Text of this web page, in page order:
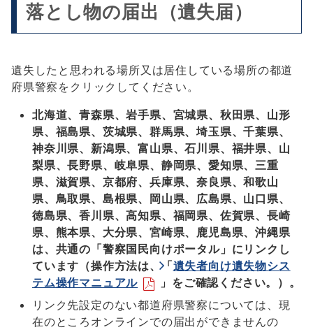
落とし物の届出（遺失届）
遺失したと思われる場所又は居住している場所の都道
府県警察をクリックしてください。
北海道、青森県、岩手県、宮城県、秋田県、山形
県、福島県、茨城県、群馬県、埼玉県、千葉県、
神奈川県、新潟県、富山県、石川県、福井県、山
梨県、長野県、岐阜県、静岡県、愛知県、三重
県、滋賀県、京都府、兵庫県、奈良県、和歌山
県、鳥取県、島根県、岡山県、広島県、山口県、
徳島県、香川県、高知県、福岡県、佐賀県、長崎
県、熊本県、大分県、宮崎県、鹿児島県、沖縄県
は、共通の「警察国民向けポータル」にリンクし
ています（操作方法は、「遺失者向け遺失物シス
テム操作マニュアル
」をご確認ください。）。
リンク先設定のない都道府県警察については、現
在のところオンラインでの届出ができませんの